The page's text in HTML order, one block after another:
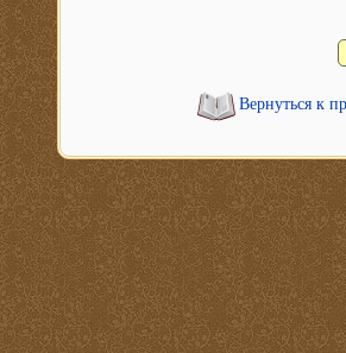
Вернуться к